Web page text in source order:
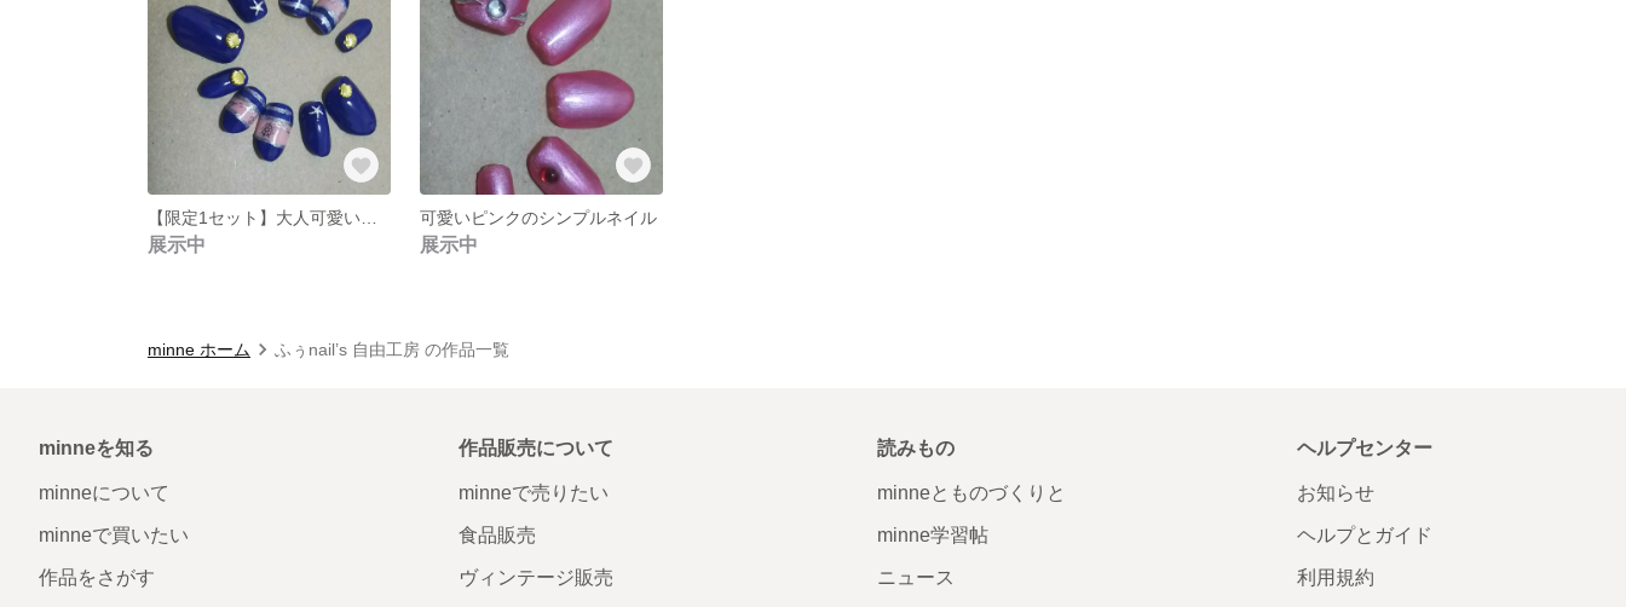
展示中
可愛いピンクのシンプルネイル
展示中
minne ホーム ふぅnail’s 自由工房 の作品一覧
minneを知る
minneについて
minneで買いたい
作品をさがす
作品販売について
minneで売りたい
食品販売
ヴィンテージ販売
読みもの
minneとものづくりと
minne学習帖
ニュース
ヘルプセンター
お知らせ
ヘルプとガイド
利用規約